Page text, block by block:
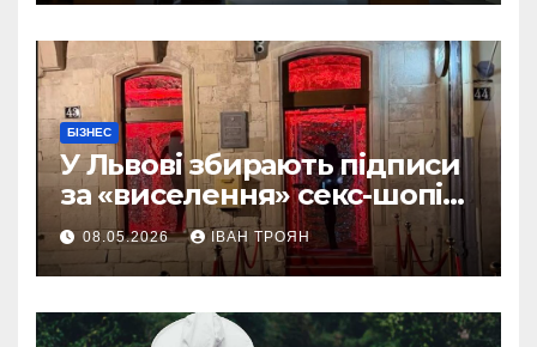
БІЗНЕС
У Львові збирають підписи
за «виселення» секс-шопів
із центру міста
08.05.2026 ІВАН ТРОЯН